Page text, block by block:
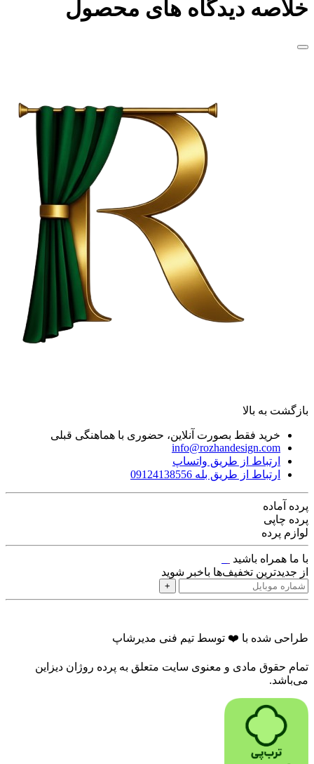
خلاصه دیدگاه های محصول
بازگشت به بالا
خرید فقط بصورت آنلاین، حضوری با هماهنگی قبلی
info@rozhandesign.com
ارتباط از طریق واتساپ
ارتباط از طریق بله 09124138556
پرده‌ آماده
پرده چاپی
لوازم پرده
با ما همراه باشید
از جدیدترین تخفیف‌ها باخبر شوید
+
طراحی شده با ❤️ توسط تیم فنی مدیرشاپ
تمام حقوق مادی و معنوی سایت متعلق به پرده روژان دیزاین
می‌باشد.